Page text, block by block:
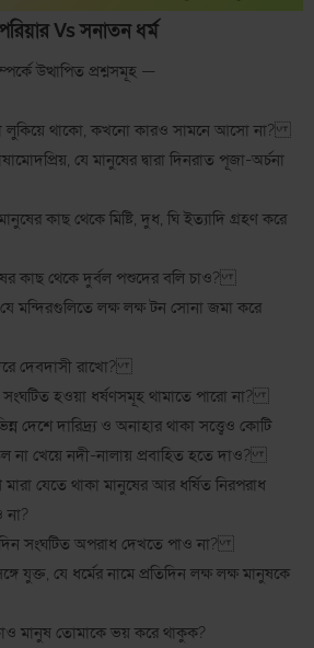
Vs সনাতন ধর্ম
উত্থাপিত প্রশ্নসমূহ —
লুকিয়ে থাকো, কখনো কারও সামনে আসো না?
যে মানুষের দ্বারা দিনরাত পূজা-অর্চনা
কাছ থেকে মিষ্টি, দুধ, ঘি ইত্যাদি গ্রহণ করে
কাছ থেকে দুর্বল পশুদের বলি চাও?
মন্দিরগুলিতে লক্ষ লক্ষ টন সোনা জমা করে
দেবদাসী রাখো?
সংঘটিত হওয়া ধর্ষণসমূহ থামাতে পারো না?
দেশে দারিদ্র্য ও অনাহার থাকা সত্ত্বেও কোটি
না খেয়ে নদী-নালায় প্রবাহিত হতে দাও?
যেতে থাকা মানুষের আর ধর্ষিত নিরপরাধ
সংঘটিত অপরাধ দেখতে পাও না?
যুক্ত, যে ধর্মের নামে প্রতিদিন লক্ষ লক্ষ মানুষকে
চাও মানুষ তোমাকে ভয় করে থাকুক?